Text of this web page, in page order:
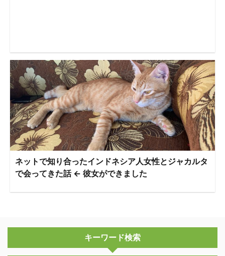
ネットで知り合ったインドネシア人女性とジャカルタ
で会ってきた話 ← 彼女ができました
キーワード検索